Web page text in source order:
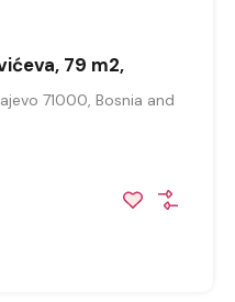
79 m2,
71000, Bosnia and